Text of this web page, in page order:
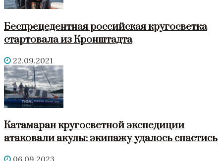
Беспрецедентная российская кругосветка
стартовала из Кронштадта
22.09.2021
Катамаран кругосветной экспедиции
атаковали акулы: экипажу удалось спастись
06.09.2023